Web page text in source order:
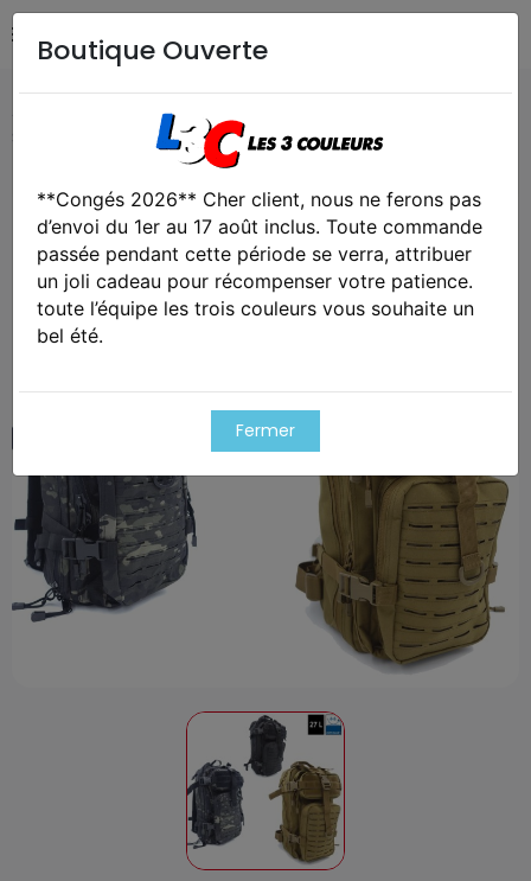
Militaire
SYSTEME MOLLE DECOUPE LASER 27L
Exclusivité web !
Boutique Ouverte
**Congés 2026** Cher client, nous ne ferons pas
d’envoi du 1er au 17 août inclus. Toute commande
passée pendant cette période se verra, attribuer
un joli cadeau pour récompenser votre patience.
toute l’équipe les trois couleurs vous souhaite un
bel été.
Fermer